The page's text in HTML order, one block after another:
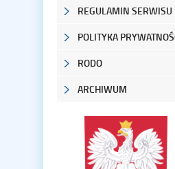
REGULAMIN SERWISU
POLITYKA
RODO
ARCHIWUM